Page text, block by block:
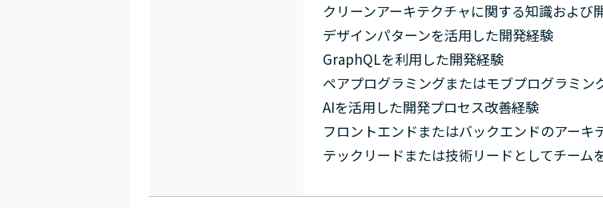
クリーンアーキテクチャに関する知識および
デザインパターンを活用した開発経験
GraphQLを利用した開発経験
ペアプログラミングまたはモブプログラミン
AIを活用した開発プロセス改善経験
フロントエンドまたはバックエンドのアーキ
テックリードまたは技術リードとしてチーム